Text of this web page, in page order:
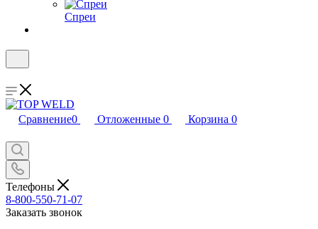
Спреи
Сравнение0 Отложенные 0 Корзина 0
Телефоны
8-800-550-71-07
Заказать звонок